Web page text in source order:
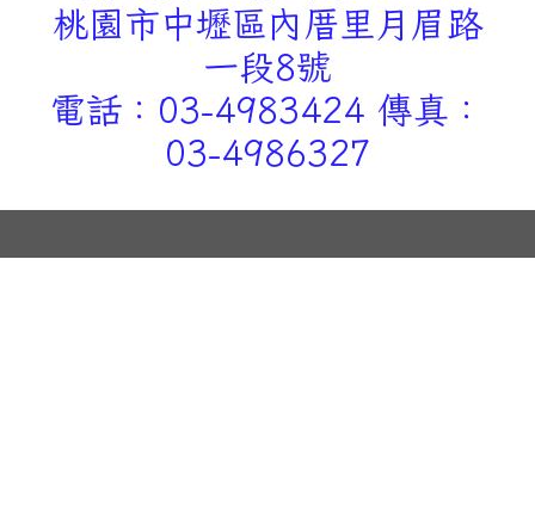
桃園市中壢區內厝里月眉路
一段8號
電話：03-4983424 傳真：
03-4986327